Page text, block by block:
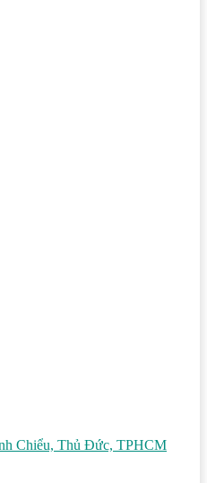
Chiểu, Thủ Đức, TPHCM